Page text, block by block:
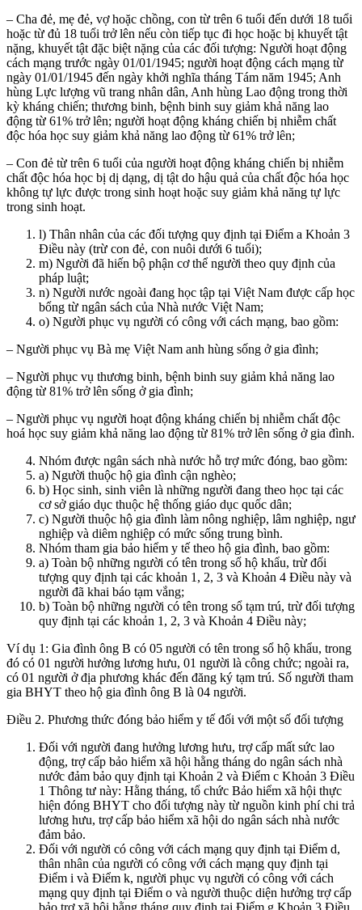
– Cha đẻ, mẹ đẻ, vợ hoặc chồng, con từ trên 6 tuổi đến dưới 18 tuổi
hoặc từ đủ 18 tuổi trở lên nếu còn tiếp tục đi học hoặc bị khuyết tật
nặng, khuyết tật đặc biệt nặng của các đối tượng: Người hoạt động
cách mạng trước ngày 01/01/1945; người hoạt động cách mạng từ
ngày 01/01/1945 đến ngày khởi nghĩa tháng Tám năm 1945; Anh
hùng Lực lượng vũ trang nhân dân, Anh hùng Lao động trong thời
kỳ kháng chiến; thương binh, bệnh binh suy giảm khả năng lao
động từ 61% trở lên; người hoạt động kháng chiến bị nhiễm chất
độc hóa học suy giảm khả năng lao động từ 61% trở lên;
– Con đẻ từ trên 6 tuổi của người hoạt động kháng chiến bị nhiễm
chất độc hóa học bị dị dạng, dị tật do hậu quả của chất độc hóa học
không tự lực được trong sinh hoạt hoặc suy giảm khả năng tự lực
trong sinh hoạt.
l) Thân nhân của các đối tượng quy định tại Điểm a Khoản 3
Điều này (trừ con đẻ, con nuôi dưới 6 tuổi);
m) Người đã hiến bộ phận cơ thể người theo quy định của
pháp luật;
n) Người nước ngoài đang học tập tại Việt Nam được cấp học
bổng từ ngân sách của Nhà nước Việt Nam;
o) Người phục vụ người có công với cách mạng, bao gồm:
– Người phục vụ Bà mẹ Việt Nam anh hùng sống ở gia đình;
– Người phục vụ thương binh, bệnh binh suy giảm khả năng lao
động từ 81% trở lên sống ở gia đình;
– Người phục vụ người hoạt động kháng chiến bị nhiễm chất độc
hoá học suy giảm khả năng lao động từ 81% trở lên sống ở gia đình.
Nhóm được ngân sách nhà nước hỗ trợ mức đóng, bao gồm:
a) Người thuộc hộ gia đình cận nghèo;
b) Học sinh, sinh viên là những người đang theo học tại các
cơ sở giáo dục thuộc hệ thống giáo dục quốc dân;
c) Người thuộc hộ gia đình làm nông nghiệp, lâm nghiệp, ngư
nghiệp và diêm nghiệp có mức sống trung bình.
Nhóm tham gia bảo hiểm y tế theo hộ gia đình, bao gồm:
a) Toàn bộ những người có tên trong sổ hộ khẩu, trừ đối
tượng quy định tại các khoản 1, 2, 3 và Khoản 4 Điều này và
người đã khai báo tạm vắng;
b) Toàn bộ những người có tên trong sổ tạm trú, trừ đối tượng
quy định tại các khoản 1, 2, 3 và Khoản 4 Điều này;
Ví dụ 1: Gia đình ông B có 05 người có tên trong sổ hộ khẩu, trong
đó có 01 người hưởng lương hưu, 01 người là công chức; ngoài ra,
có 01 người ở địa phương khác đến đăng ký tạm trú. Số người tham
gia BHYT theo hộ gia đình ông B là 04 người.
Điều 2. Phương thức đóng bảo hiểm y tế đối với một số đối tượng
Đối với người đang hưởng lương hưu, trợ cấp mất sức lao
động, trợ cấp bảo hiểm xã hội hằng tháng do ngân sách nhà
nước đảm bảo quy định tại Khoản 2 và Điểm c Khoản 3 Điều
1 Thông tư này: Hằng tháng, tổ chức Bảo hiểm xã hội thực
hiện đóng BHYT cho đối tượng này từ nguồn kinh phí chi trả
lương hưu, trợ cấp bảo hiểm xã hội do ngân sách nhà nước
đảm bảo.
Đối với người có công với cách mạng quy định tại Điểm d,
thân nhân của người có công với cách mạng quy định tại
Điểm i và Điểm k, người phục vụ người có công với cách
mạng quy định tại Điểm o và người thuộc diện hưởng trợ cấp